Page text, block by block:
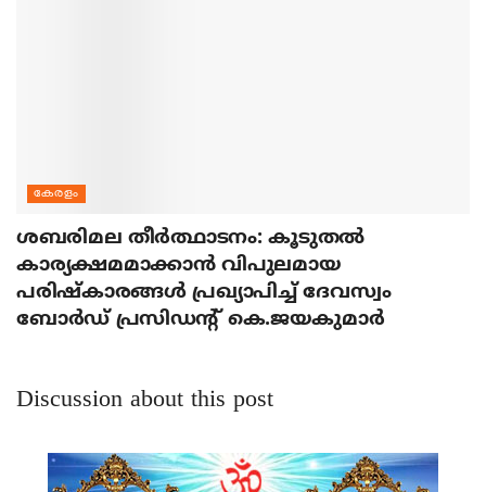
കേരളം
ശബരിമല തീര്‍ത്ഥാടനം: കൂടുതല്‍
കാര്യക്ഷമമാക്കാന്‍ വിപുലമായ
പരിഷ്‌കാരങ്ങള്‍ പ്രഖ്യാപിച്ച് ദേവസ്വം
ബോര്‍ഡ് പ്രസിഡന്റ് കെ.ജയകുമാര്‍
Discussion about this post